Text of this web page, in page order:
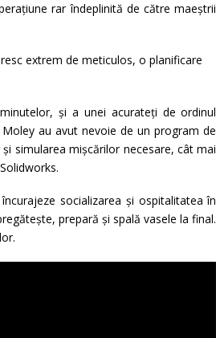
rar îndeplinită de către maeștrii
extrem de meticulos, o planificare
și a unei acurateți de ordinul
au avut nevoie de un program de
simularea mișcărilor necesare, cât mai
socializarea și ospitalitatea în
prepară și spală vasele la final.